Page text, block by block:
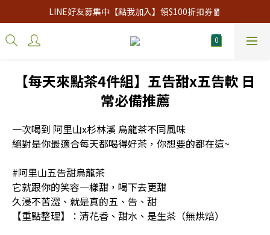
LINE好友募集中【點我加入】領$100折扣券🧧
【每天來點茶4件組】五告甜x五告軟 日
常必備推薦
一次喝到 阿里山x杉林溪 烏龍茶不同風味
絕對是你最適合每天都喝得好茶，你想要的都在這~
#阿里山五告甜烏龍茶
它就跟你的笑容一樣甜，喝下去更甜
久浸不苦澀、就是真的五、告、甜
【重點整理】：清花香、甜水、是生茶（無烘焙）